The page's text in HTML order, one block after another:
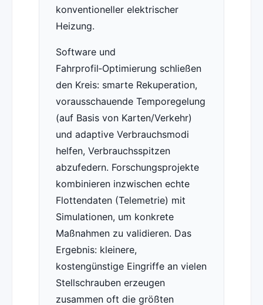
konventioneller elektrischer
Heizung.
Software und
Fahrprofil‑Optimierung schließen
den Kreis: smarte Rekuperation,
vorausschauende Temporegelung
(auf Basis von Karten/Verkehr)
und adaptive Verbrauchsmodi
helfen, Verbrauchsspitzen
abzufedern. Forschungsprojekte
kombinieren inzwischen echte
Flottendaten (Telemetrie) mit
Simulationen, um konkrete
Maßnahmen zu validieren. Das
Ergebnis: kleinere,
kostengünstige Eingriffe an vielen
Stellschrauben erzeugen
zusammen oft die größten